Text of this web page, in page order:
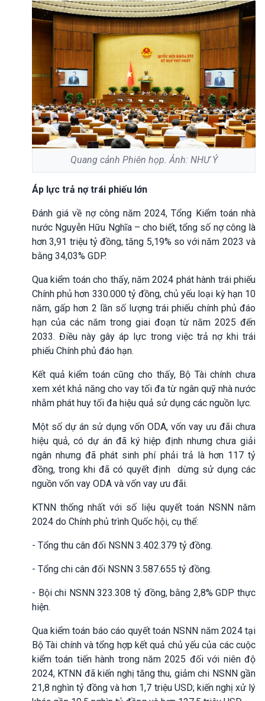
Quang cảnh Phiên họp. Ảnh: NHƯ Ý
Áp lực trả nợ trái phiếu lớn
Đánh giá về nợ công năm 2024, Tổng Kiểm toán nhà
nước Nguyễn Hữu Nghĩa – cho biết, tổng số nợ công là
hơn 3,91 triệu tỷ đồng, tăng 5,19% so với năm 2023 và
bằng 34,03% GDP.
Qua kiểm toán cho thấy, năm 2024 phát hành trái phiếu
Chính phủ hơn 330.000 tỷ đồng, chủ yếu loại kỳ hạn 10
năm, gấp hơn 2 lần số lượng trái phiếu chính phủ đáo
hạn của các năm trong giai đoạn từ năm 2025 đến
2033. Điều này gây áp lực trong việc trả nợ khi trái
phiếu Chính phủ đáo hạn.
Kết quả kiểm toán cũng cho thấy, Bộ Tài chính chưa
xem xét khả năng cho vay tối đa từ ngân quỹ nhà nước
nhằm phát huy tối đa hiệu quả sử dụng các nguồn lực.
Một số dự án sử dụng vốn ODA, vốn vay ưu đãi chưa
hiệu quả, có dự án đã ký hiệp định nhưng chưa giải
ngân nhưng đã phát sinh phí phải trả là hơn 117 tỷ
đồng, trong khi đã có quyết định dừng sử dụng các
nguồn vốn vay ODA và vốn vay ưu đãi.
KTNN thống nhất với số liệu quyết toán NSNN năm
2024 do Chính phủ trình Quốc hội, cụ thể:
- Tổng thu cân đối NSNN 3.402.379 tỷ đồng.
- Tổng chi cân đối NSNN 3.587.655 tỷ đồng.
- Bội chi NSNN 323.308 tỷ đồng, bằng 2,8% GDP thực
hiện.
Qua kiểm toán báo cáo quyết toán NSNN năm 2024 tại
Bộ Tài chính và tổng hợp kết quả chủ yếu của các cuộc
kiểm toán tiến hành trong năm 2025 đối với niên độ
2024, KTNN đã kiến nghị tăng thu, giảm chi NSNN gần
21,8 nghìn tỷ đồng và hơn 1,7 triệu USD; kiến nghị xử lý